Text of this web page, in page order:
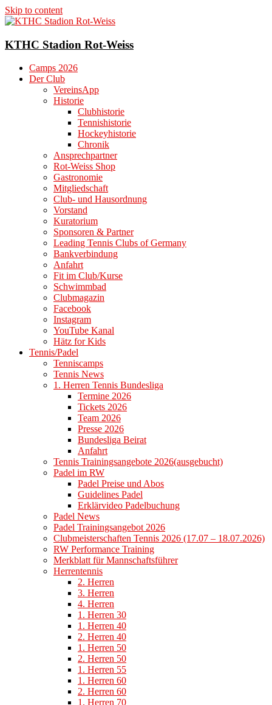
Skip to content
KTHC Stadion Rot-Weiss
Camps 2026
Der Club
VereinsApp
Historie
Clubhistorie
Tennishistorie
Hockeyhistorie
Chronik
Ansprechpartner
Rot-Weiss Shop
Gastronomie
Mitgliedschaft
Club- und Hausordnung
Vorstand
Kuratorium
Sponsoren & Partner
Leading Tennis Clubs of Germany
Bankverbindung
Anfahrt
Fit im Club/Kurse
Schwimmbad
Clubmagazin
Facebook
Instagram
YouTube Kanal
Hätz for Kids
Tennis/Padel
Tenniscamps
Tennis News
1. Herren Tennis Bundesliga
Termine 2026
Tickets 2026
Team 2026
Presse 2026
Bundesliga Beirat
Anfahrt
Tennis Trainingsangebote 2026(ausgebucht)
Padel im RW
Padel Preise und Abos
Guidelines Padel
Erklärvideo Padelbuchung
Padel News
Padel Trainingsangebot 2026
Clubmeisterschaften Tennis 2026 (17.07 – 18.07.2026)
RW Performance Training
Merkblatt für Mannschaftsführer
Herrentennis
2. Herren
3. Herren
4. Herren
1. Herren 30
1. Herren 40
2. Herren 40
1. Herren 50
2. Herren 50
1. Herren 55
1. Herren 60
2. Herren 60
1. Herren 70